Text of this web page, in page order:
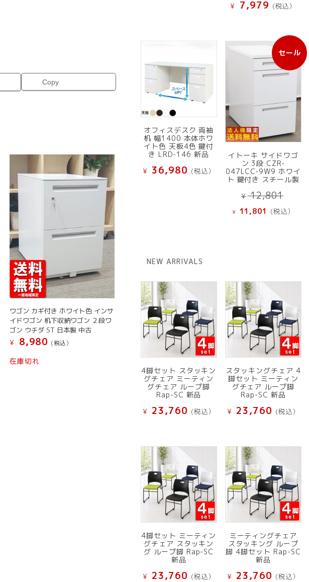
Copy
ワゴン カギ付き ホワイト色 インサ
イドワゴン 机下収納ワゴン ２段ワ
ゴン ウチダ ST 日本製 中古
¥
8,980 (税込）
在庫切れ
¥ 7,979 (税込）
オフィスデスク 両袖
机 幅1400 本体ホワ
イト色 天板4色 鍵付
き LRD-146 新品
¥ 36,980 (税込）
セール
販
売
中
品
イトーキ サイドワゴ
ン 3段 CZR-
047LCC-9W9 ホワイ
ト 鍵付き スチール製
¥12,801
の
価
¥ 11,801 現
で
す。
(税込）
NEW ARRIVALS
4脚セット スタッキン
グチェア ミーティン
グチェア ループ脚
Rap-SC 新品
¥ 23,760 (税込）
スタッキングチェア 4
脚セット ミーティン
グチェア ループ脚
Rap-SC 新品
¥ 23,760 (税込）
4脚セット ミーティン
グチェア スタッキン
グ ループ脚 Rap-SC
新品
¥ 23,760 (税込）
ミーティングチェア
スタッキング ループ
脚 4脚セット Rap-SC
新品
¥ 23,760 (税込）